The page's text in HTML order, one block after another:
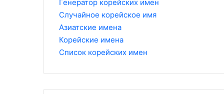
Генератор корейских имен
Случайное корейское имя
Азиатские имена
Корейские имена
Список корейских имен